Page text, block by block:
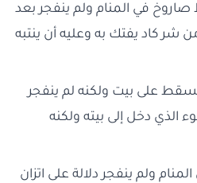
في المنام ولم ينفجر بعد
شر كاد يفتك به وعليه أن ينتبه
على بيت ولكنه لم ينفجر
الذي دخل إلى بيته ولكنه
ولم ينفجر دلالة على اتزان